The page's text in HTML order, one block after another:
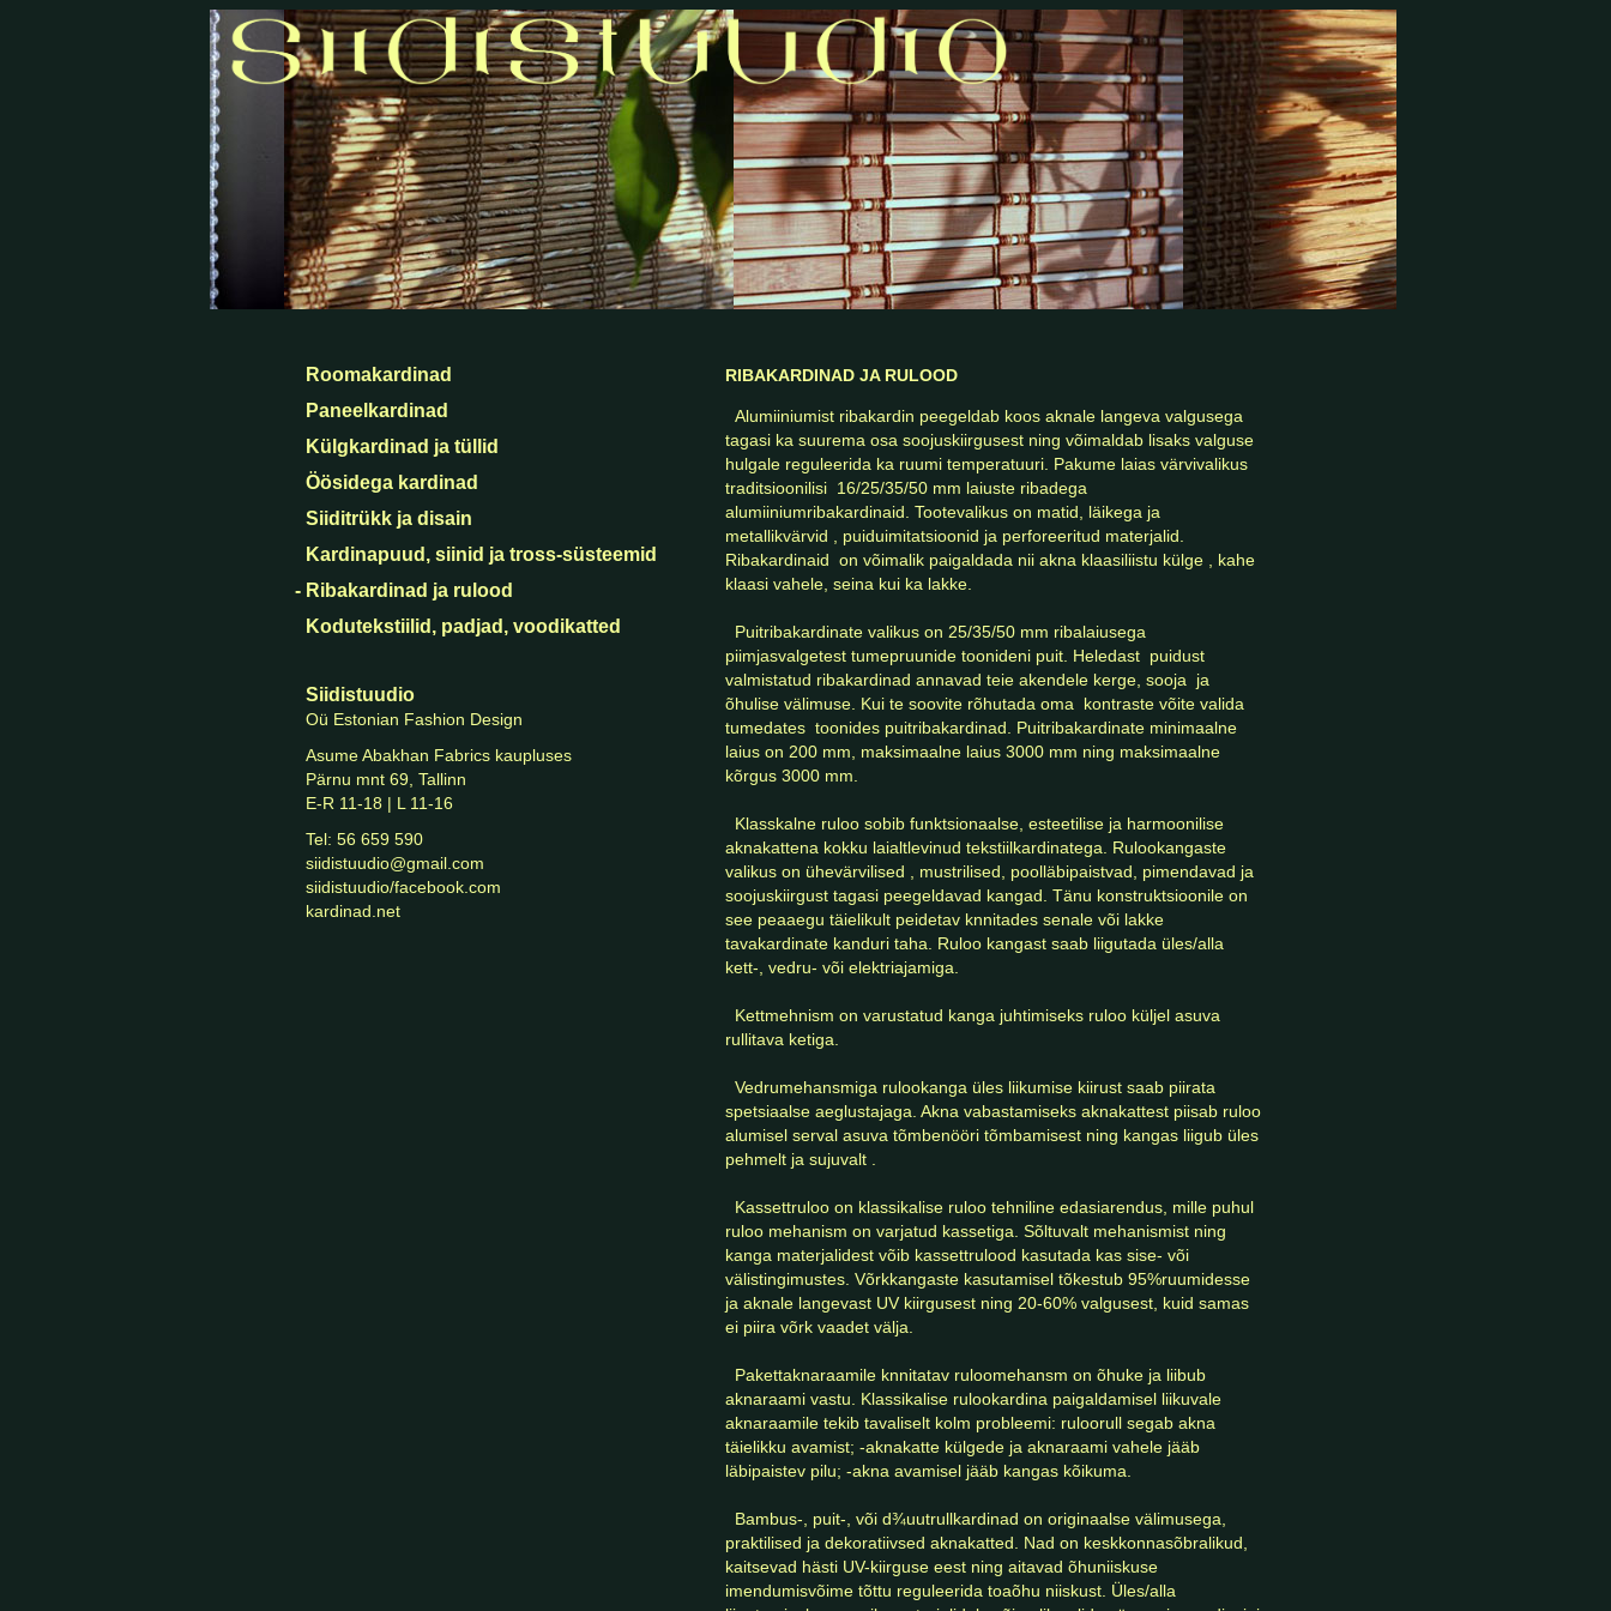
kardinad roomakardinad ja rooma kardinad külgkardinad tekstiilkardinad paneelkardinad siidistuudio siid, toorsiid ja täissiid. naturaalsiid disain
õmblemine kardinapuud . paneelkardinad kardinasiinid kardina öösid ja öösimine, rulood ribakardinad. paneelkardinad siiditrükk,
kardinasüsteemid ja kardinad"
Roomakardinad
Paneelkardinad
Külgkardinad ja tüllid
Öösidega kardinad
Siiditrükk ja disain
Kardinapuud, siinid ja tross-süsteemid
- Ribakardinad ja rulood
Kodutekstiilid, padjad, voodikatted
Siidistuudio
Oü Estonian Fashion Design
Asume Abakhan Fabrics kaupluses
Pärnu mnt 69, Tallinn
E-R 11-18 | L 11-16
Tel: 56 659 590
siidistuudio@gmail.com
siidistuudio/facebook.com
kardinad.net
RIBAKARDINAD JA RULOOD
tagasi ka suurema osa soojuskiirgusest ning võimaldab lisaks valguse
hulgale reguleerida ka ruumi temperatuuri. Pakume laias värvivalikus
traditsioonilisi  16/25/35/50 mm laiuste ribadega
alumiiniumribakardinaid. Tootevalikus on matid, läikega ja
metallikvärvid , puiduimitatsioonid ja perforeeritud materjalid.
Ribakardinaid  on võimalik paigaldada nii akna klaasiliistu külge , kahe
klaasi vahele, seina kui ka lakke.
piimjasvalgetest tumepruunide toonideni puit. Heledast  puidust
valmistatud ribakardinad annavad teie akendele kerge, sooja  ja
õhulise välimuse. Kui te soovite rõhutada oma  kontraste võite valida
tumedates  toonides puitribakardinad. Puitribakardinate minimaalne
laius on 200 mm, maksimaalne laius 3000 mm ning maksimaalne
kõrgus 3000 mm.
aknakattena kokku laialtlevinud tekstiilkardinatega. Rulookangaste
valikus on ühevärvilised , mustrilised, poolläbipaistvad, pimendavad ja
soojuskiirgust tagasi peegeldavad kangad. Tänu konstruktsioonile on
see peaaegu täielikult peidetav knnitades senale või lakke
tavakardinate kanduri taha. Ruloo kangast saab liigutada üles/alla
kett-, vedru- või elektriajamiga.
rullitava ketiga.
spetsiaalse aeglustajaga. Akna vabastamiseks aknakattest piisab ruloo
alumisel serval asuva tõmbenööri tõmbamisest ning kangas liigub üles
pehmelt ja sujuvalt .
ruloo mehanism on varjatud kassetiga. Sõltuvalt mehanismist ning
kanga materjalidest võib kassettrulood kasutada kas sise- või
välistingimustes. Võrkkangaste kasutamisel tõkestub 95%ruumidesse
ja aknale langevast UV kiirgusest ning 20-60% valgusest, kuid samas
ei piira võrk vaadet välja.
aknaraami vastu. Klassikalise rulookardina paigaldamisel liikuvale
aknaraamile tekib tavaliselt kolm probleemi: ruloorull segab akna
täielikku avamist; -aknakatte külgede ja aknaraami vahele jääb
läbipaistev pilu; -akna avamisel jääb kangas kõikuma.
praktilised ja dekoratiivsed aknakatted. Nad on keskkonnasõbralikud,
kaitsevad hästi UV-kiirguse eest ning aitavad õhuniiskuse
imendumisvõime tõttu reguleerida toaõhu niiskust. Üles/alla